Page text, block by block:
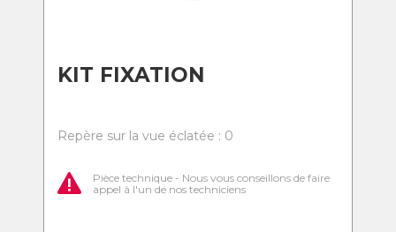
KIT FIXATION
Repère sur la vue éclatée : 0
Pièce technique - Nous vous conseillons de faire
appel à l'un de nos techniciens